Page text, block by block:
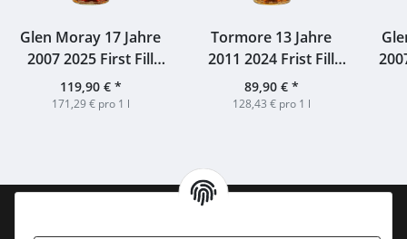
Glen Moray 17 Jahre
2007 2025 First Fill
Bourbon Barrel
#5308 Best Dram
119,90 € *
171,29 € pro 1 l
Tormore 13 Jahre
2011 2024 Frist Fill
Bourbon Barrel
#800129 Best Dram
89,90 € *
128,43 € pro 1 l